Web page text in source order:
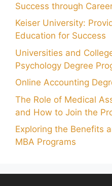
Success through
Keiser University:
Education for Success
Universities and
Psychology Degree
Online Accounting
The Role of Medical
and How to Join the
Exploring the Benefits
MBA Programs